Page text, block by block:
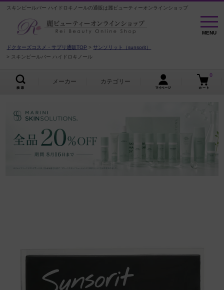
スキンピールバー ハイドロキノールの通販は麗ビューティーオンラインショップ
MENU
MENU
ドクターズコスメ・サプリ通販TOP
サンソリット（sunsorit）
スキンピールバー ハイドロキノール
メーカー カテゴリー
0